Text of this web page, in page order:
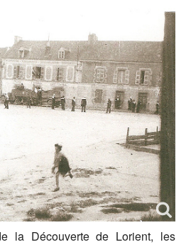
la Découverte de Lorient, les